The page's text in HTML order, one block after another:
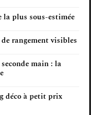
plus sous-estimée
rangement visibles
main : la
déco à petit prix